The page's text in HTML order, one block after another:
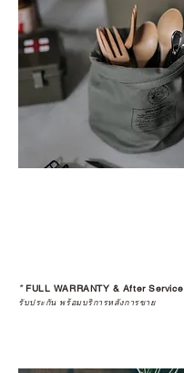
*FULL WARRANTY & After Service
รับประกัน พร้อมบริการหลังการขาย